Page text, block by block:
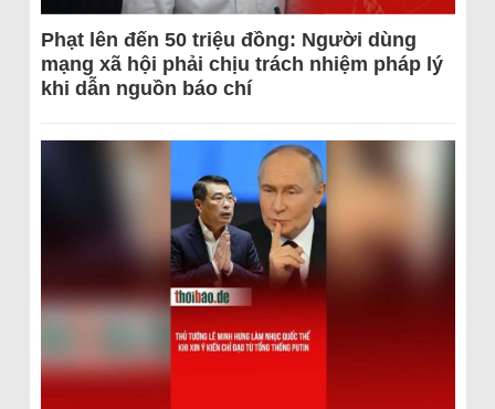
Phạt lên đến 50 triệu đồng: Người dùng
mạng xã hội phải chịu trách nhiệm pháp lý
khi dẫn nguồn báo chí